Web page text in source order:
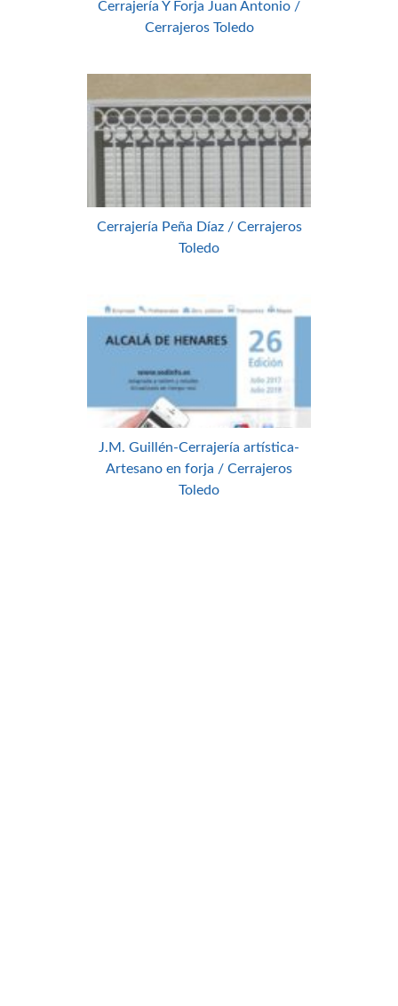
Cerrajería Y Forja Juan Antonio /
Cerrajeros Toledo
Cerrajería Peña Díaz / Cerrajeros
Toledo
J.M. Guillén-Cerrajería artística-
Artesano en forja / Cerrajeros
Toledo